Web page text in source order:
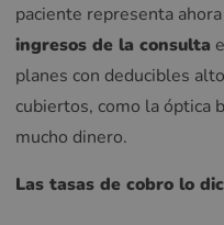
paciente representa
ingresos de la consulta
planes con deducibles
cubiertos, como la óptica
mucho dinero.
Las tasas de cobro lo